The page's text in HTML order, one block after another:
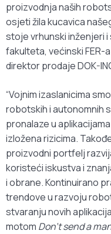
proizvodnja naših
osjeti žila kucavica
stoje vrhunski inženjeri
fakulteta, većinski FER-a
direktor prodaje DOK-
“Vojnim izaslanicima
robotskih i autonomnih
pronalaze u
izložena rizicima.
proizvodni portfelj
koristeći iskustva i
i obrane. Kontinuirano
trendove u razvoju
stvaranju novih
motom Don’t send a